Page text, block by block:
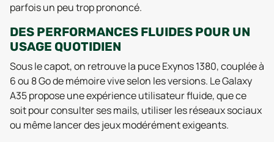
parfois un peu trop prononcé.
DES PERFORMANCES FLUIDES POUR UN
USAGE QUOTIDIEN
Sous le capot, on retrouve la puce Exynos 1380, couplée à
6 ou 8 Go de mémoire vive selon les versions. Le Galaxy
A35 propose une expérience utilisateur fluide, que ce
soit pour consulter ses mails, utiliser les réseaux sociaux
ou même lancer des jeux modérément exigeants.